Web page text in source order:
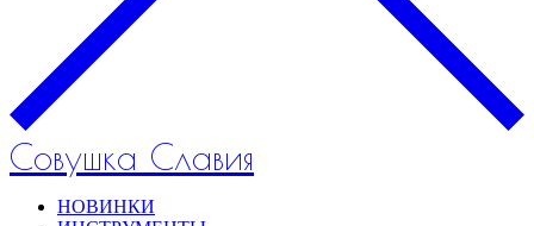
Совушка Славия
НОВИНКИ